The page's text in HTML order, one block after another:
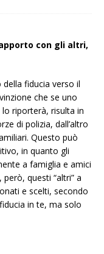
con gli altri,
fiducia verso il
che se uno
riporterà, risulta in
di polizia, dall’altro
Questo può
in quanto gli
a famiglia e amici
questi “altri” a
e scelti, secondo
in te, ma solo